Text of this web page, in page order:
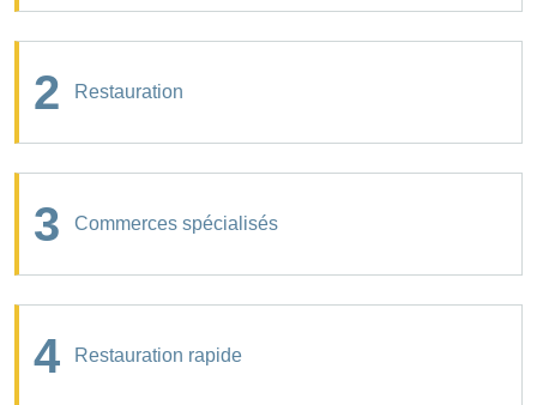
2 Restauration
3 Commerces spécialisés
4 Restauration rapide